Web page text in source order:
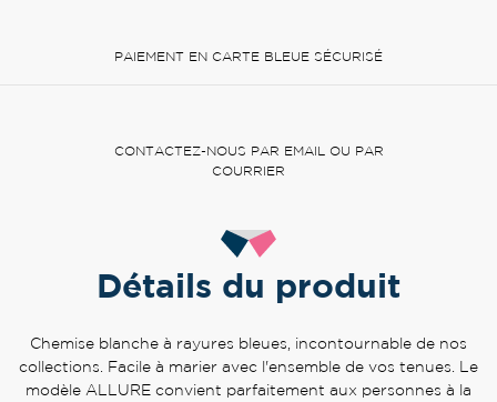
PAIEMENT EN CARTE BLEUE SÉCURISÉ
CONTACTEZ-NOUS PAR EMAIL OU PAR
COURRIER
Détails du produit
Chemise blanche à rayures bleues, incontournable de nos
collections. Facile à marier avec l'ensemble de vos tenues. Le
modèle ALLURE convient parfaitement aux personnes à la